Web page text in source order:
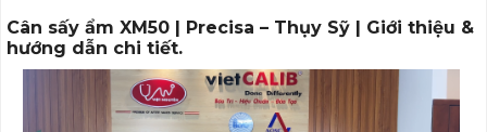
Cân sấy ẩm XM50 | Precisa – Thụy Sỹ | Giới thiệu &
hướng dẫn chi tiết.